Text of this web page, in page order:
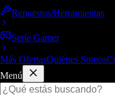
Repuestos/Herramientas
Seríe Gamer
Más OfertasQuiénes Somos
Menú